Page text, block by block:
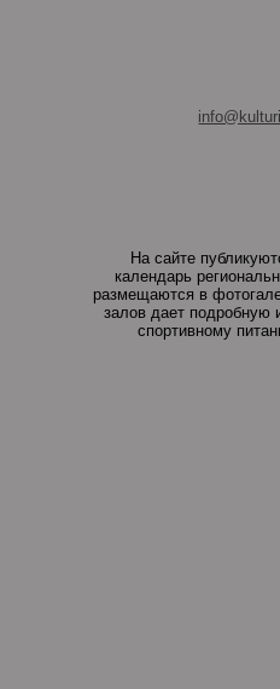
На сайте
календарь
размещаются в
залов дает подробную
спортивному